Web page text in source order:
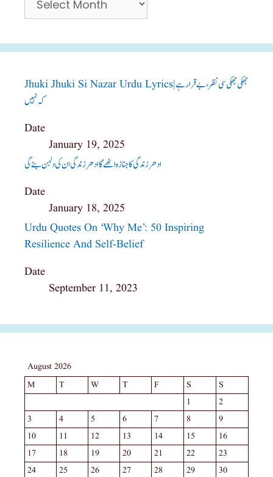
Jhuki Jhuki Si Nazar Urdu Lyrics|جھکی جھکی سی نظر، بے قرار ہے
کہ نہیں
Date
January 19, 2025
ادھر زندگی کا جنازہ اٹھے گاادھر زندگی ان کی دلہن بنے گی
Date
January 18, 2025
Urdu Quotes On ‘Why Me’: 50 Inspiring
Resilience And Self-Belief
Date
September 11, 2023
August 2026
M
T W T F S
S
1
2
3
4 5 6 7 8
9
10
11 12 13 14 15
16
17
18 19 20 21 22
23
24
25 26 27 28 29
30